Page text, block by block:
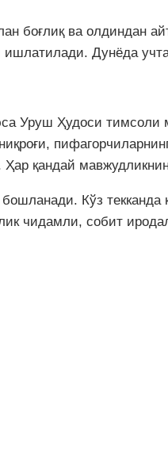
боғлиқ ва олдиндан
Дунёда
Уруш Ҳудоси
Ҳар қандай
Кўз
чидамли, собит